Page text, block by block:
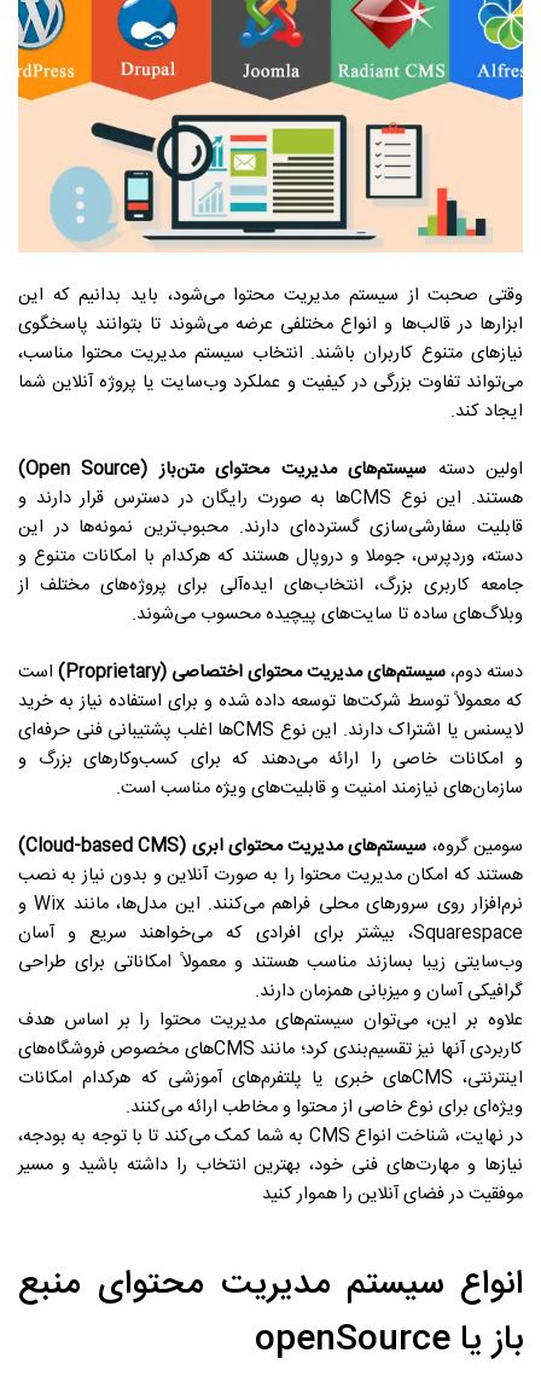
وقتی صحبت از سیستم مدیریت محتوا می‌شود، باید بدانیم که این
ابزارها در قالب‌ها و انواع مختلفی عرضه می‌شوند تا بتوانند پاسخگوی
نیازهای متنوع کاربران باشند. انتخاب سیستم مدیریت محتوا مناسب،
می‌تواند تفاوت بزرگی در کیفیت و عملکرد وب‌سایت یا پروژه آنلاین شما
ایجاد کند.
اولین دسته سیستم‌های مدیریت محتوای متن‌باز (Open Source)
هستند. این نوع CMSها به صورت رایگان در دسترس قرار دارند و
قابلیت سفارشی‌سازی گسترده‌ای دارند. محبوب‌ترین نمونه‌ها در این
دسته، وردپرس، جوملا و دروپال هستند که هرکدام با امکانات متنوع و
جامعه کاربری بزرگ، انتخاب‌های ایده‌آلی برای پروژه‌های مختلف از
وبلاگ‌های ساده تا سایت‌های پیچیده محسوب می‌شوند.
دسته دوم،سیستم‌های مدیریت محتوای اختصاصی (Proprietary)
است
که معمولاً توسط شرکت‌ها توسعه داده شده و برای استفاده نیاز به خرید
لایسنس یا اشتراک دارند. این نوع CMSها اغلب پشتیبانی فنی حرفه‌ای
و امکانات خاصی را ارائه می‌دهند که برای کسب‌وکارهای بزرگ و
سازمان‌های نیازمند امنیت و قابلیت‌های ویژه مناسب است.
سومین گروه، سیستم‌های مدیریت محتوای ابری (Cloud-based CMS)
هستند که امکان مدیریت محتوا را به صورت آنلاین و بدون نیاز به نصب
نرم‌افزار روی سرورهای محلی فراهم می‌کنند. این مدل‌ها، مانند Wix و
Squarespace، بیشتر برای افرادی که می‌خواهند سریع و آسان
وب‌سایتی زیبا بسازند مناسب هستند و معمولاً امکاناتی برای طراحی
گرافیکی آسان و میزبانی همزمان دارند.
علاوه بر این، می‌توان سیستم‌های مدیریت محتوا را بر اساس هدف
کاربردی آنها نیز تقسیم‌بندی کرد؛ مانند CMSهای مخصوص فروشگاه‌های
اینترنتی، CMSهای خبری یا پلتفرم‌های آموزشی که هرکدام امکانات
ویژه‌ای برای نوع خاصی از محتوا و مخاطب ارائه می‌کنند.
در نهایت، شناخت انواع CMS به شما کمک می‌کند تا با توجه به بودجه،
نیازها و مهارت‌های فنی خود، بهترین انتخاب را داشته باشید و مسیر
موفقیت در فضای آنلاین را هموار کنید
انواع سیستم مدیریت محتوای منبع
باز یاopenSource